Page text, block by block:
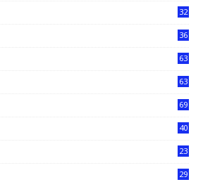
32
36
63
63
69
40
23
29